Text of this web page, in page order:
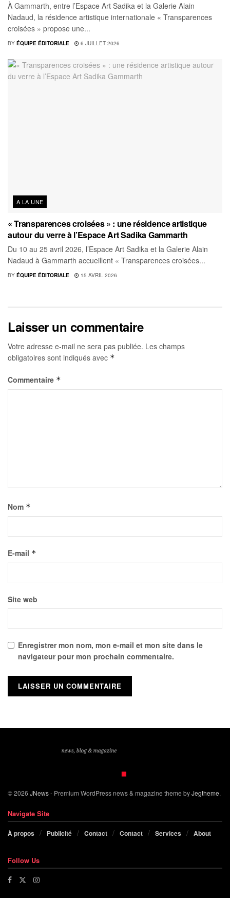
À Gammarth, entre l’Espace Art Sadika et la Galerie Alain
Nadaud, la résidence artistique internationale « Transparences
croisées » propose une...
BY ÉQUIPE ÉDITORIALE 6 JUILLET 2026
A LA UNE
« Transparences croisées » : une résidence artistique
autour du verre à l’Espace Art Sadika Gammarth
Du 10 au 25 avril 2026, l’Espace Art Sadika et la Galerie Alain
Nadaud à Gammarth accueillent « Transparences croisées...
BY ÉQUIPE ÉDITORIALE 15 AVRIL 2026
Laisser un commentaire
Votre adresse e-mail ne sera pas publiée. Les champs
obligatoires sont indiqués avec *
Commentaire *
Nom *
E-mail *
Site web
Enregistrer mon nom, mon e-mail et mon site dans le
navigateur pour mon prochain commentaire.
© 2026 JNews- Premium WordPress news & magazine theme byJegtheme.
Navigate Site
À propos Publicité Contact Contact Services About
Follow Us